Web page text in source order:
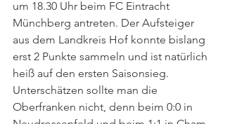
um 18.30 Uhr beim FC Eintracht
Münchberg antreten. Der Aufsteiger
aus dem Landkreis Hof konnte bislang
erst 2 Punkte sammeln und ist natürlich
heiß auf den ersten Saisonsieg.
Unterschätzen sollte man die
Oberfranken nicht, denn beim 0:0 in